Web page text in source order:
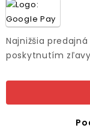
Najnižšia
poskytnutím